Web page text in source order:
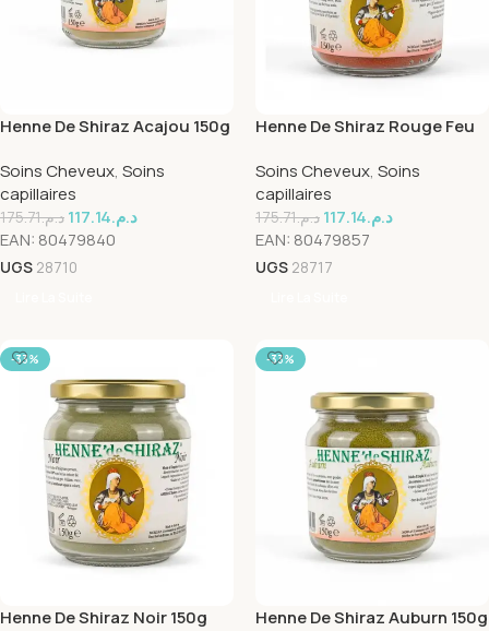
Henne De Shiraz Acajou 150g
Soins Cheveux, Soins
capillaires
د.م.175.71 د.م.117.14
EAN: 80479840
UGS 28710
Henne De Shiraz Rouge Feu
Soins Cheveux, Soins
capillaires
د.م.175.71 د.م.117.14
EAN: 80479857
UGS 28717
-33%
Henne De Shiraz Noir 150g
-33%
Henne De Shiraz Auburn 150g